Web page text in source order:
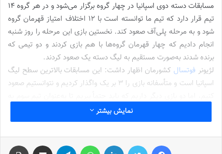
مسابقات دسته دوی اسپانیا در چهار گروه برگزار می‌شود و در هر گروه 14
تیم قرار دارد که تیم ما توانسته است با 12 اختلاف امتیاز قهرمان گروه
شود و به مرحله پلی‌آف صعود کند. نخستین بازی این مرحله را روز شنبه
انجام دادیم که چهار قهرمان گروه‌ها با هم بازی کردند و دو تیمی که
برنده شدند به‌صورت مستقیم به لیگ دسته یک صعود کردند.
لژیونر فوتسال کشورمان اظهار داشت: این مسابقات بالاترین سطح لیگ
اسپانیا است و متأسفانه بازی را 3 بر یک واگذار کردیم و نتوانستیم صعود
لطف‌آبادیبه سطح بالای مسابقات لیگ اسپانیا و تأثیر تماشاگران بر روند
بازی تیم اشاره و خاطرنشان کرد: سطح بازی‌های اسپانیا خیلی بالاست،
نمایش بیشتر